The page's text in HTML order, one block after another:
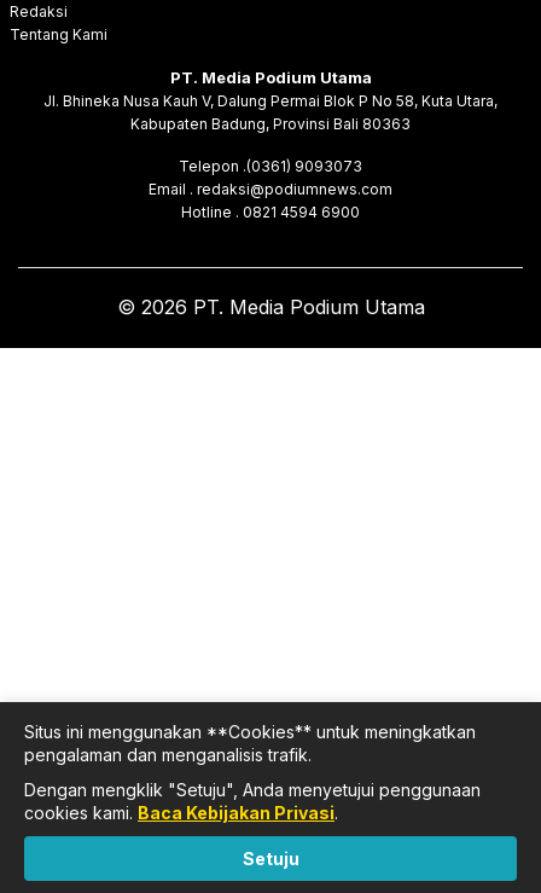
Redaksi
Tentang Kami
PT. Media Podium Utama
Jl. Bhineka Nusa Kauh V, Dalung Permai Blok P No 58, Kuta Utara,
Kabupaten Badung, Provinsi Bali 80363
Telepon .(0361) 9093073
Email . redaksi@podiumnews.com
Hotline . 0821 4594 6900
© 2026 PT. Media Podium Utama
Situs ini menggunakan **Cookies** untuk meningkatkan
pengalaman dan menganalisis trafik.
Dengan mengklik "Setuju", Anda menyetujui penggunaan
cookies kami. Baca Kebijakan Privasi.
Setuju